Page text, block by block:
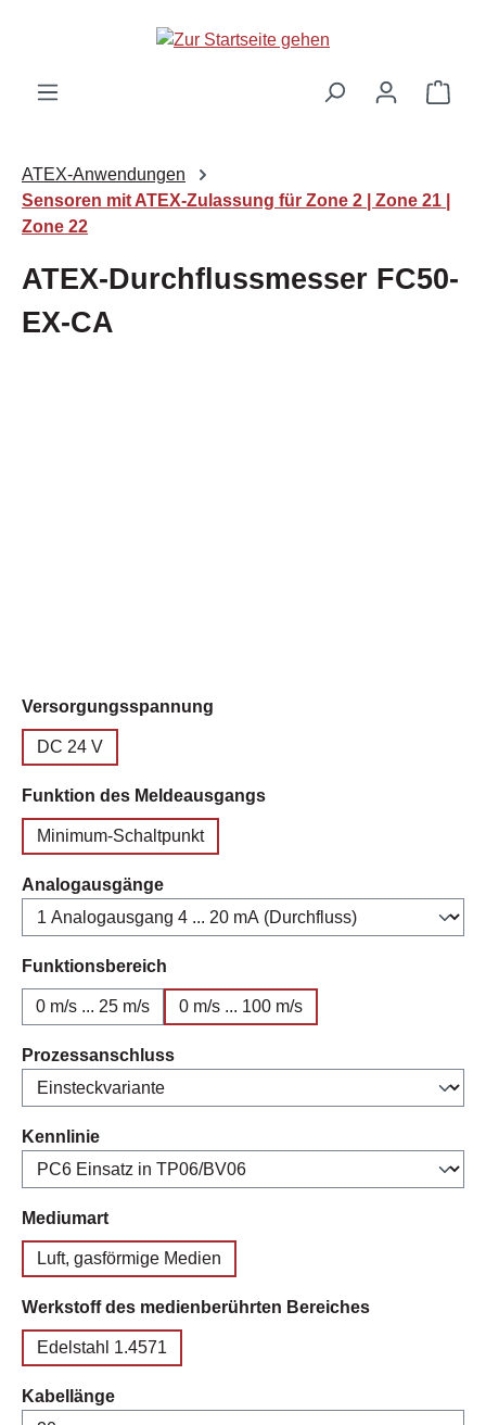
Zum Hauptinhalt springen
ATEX-Anwendungen
Sensoren mit ATEX-Zulassung für Zone 2 | Zone 21 |
Zone 22
ATEX-Durchflussmesser FC50-
EX-CA
Versorgungsspannung
DC 24 V
Funktion des Meldeausgangsauswählen
Minimum-Schaltpunkt
Analogausgängeauswählen
Funktionsbereich
0 m/s ... 25 m/s 0 m/s ... 100 m/s
Prozessanschlussauswählen
Kennlinieauswählen
Mediumartauswählen
Luft, gasförmige Medien
Werkstoff des medienberührten Bereichesauswählen
Edelstahl 1.4571
Kabellängeauswählen